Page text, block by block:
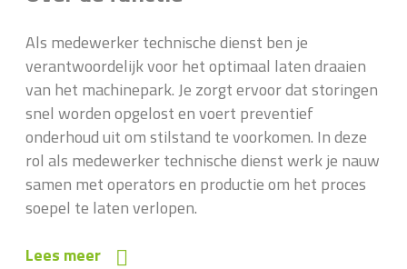
Als medewerker technische dienst ben je
verantwoordelijk voor het optimaal laten draaien
van het machinepark. Je zorgt ervoor dat storingen
snel worden opgelost en voert preventief
onderhoud uit om stilstand te voorkomen. In deze
rol als medewerker technische dienst werk je nauw
samen met operators en productie om het proces
soepel te laten verlopen.
Lees meer